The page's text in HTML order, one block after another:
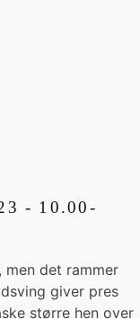
- 10.00-
det rammer
giver pres
større hen over